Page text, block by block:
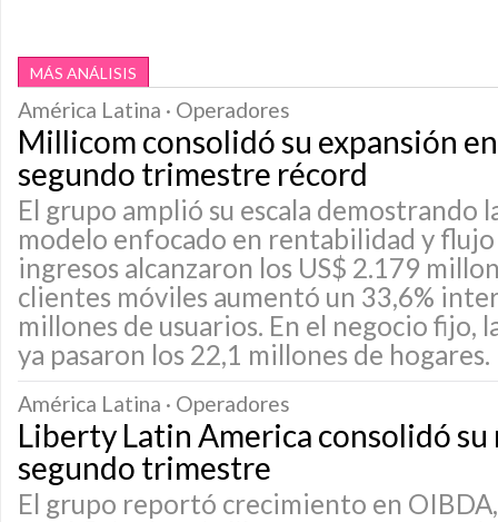
MÁS ANÁLISIS
América Latina · Operadores
Millicom consolidó su expansión
segundo trimestre récord
El grupo amplió su escala demostrando
modelo enfocado en rentabilidad y flujo
ingresos alcanzaron los US$ 2.179
clientes móviles aumentó un 33,6%
millones de usuarios. En el negocio fijo,
ya pasaron los 22,1 millones de hogares.
América Latina · Operadores
Liberty Latin America consolidó
segundo trimestre
El grupo reportó crecimiento en